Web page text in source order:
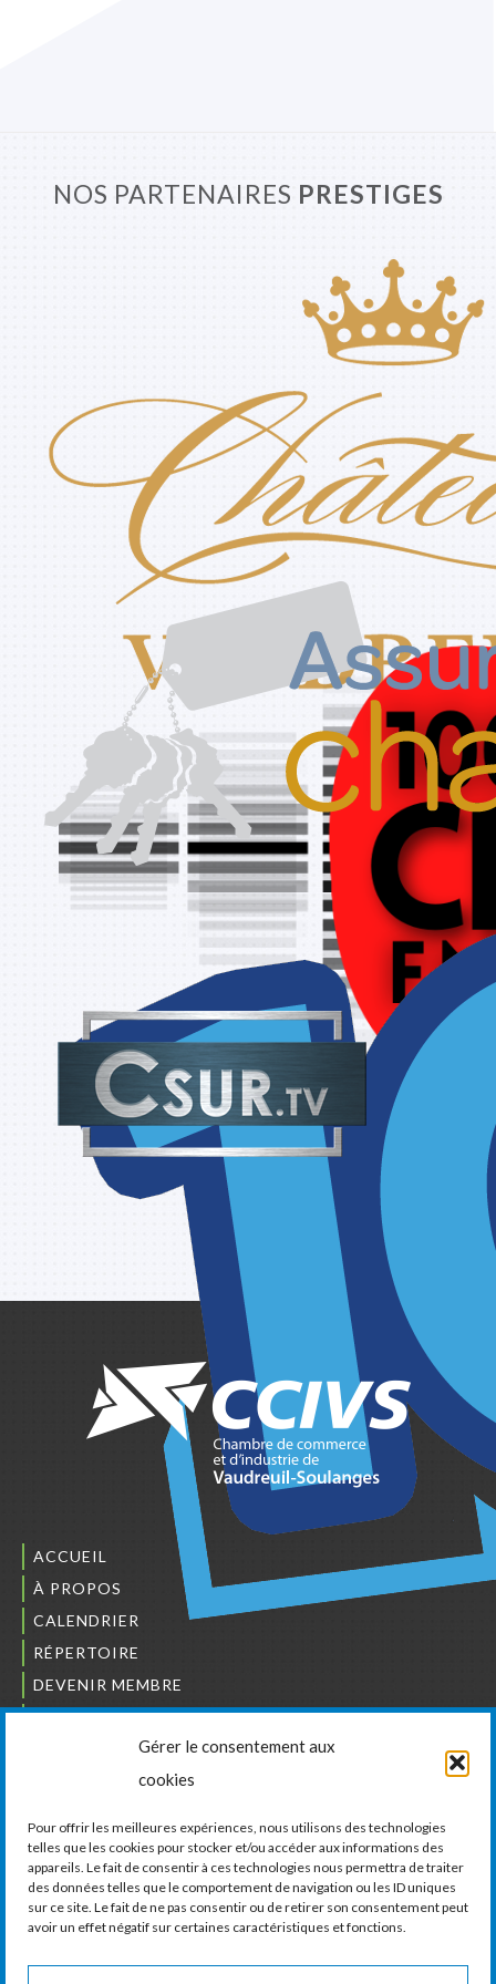
Gérer le consentement aux
cookies
Pour offrir les meilleures expériences, nous utilisons des technologies
telles que les cookies pour stocker et/ou accéder aux informations des
appareils. Le fait de consentir à ces technologies nous permettra de traiter
des données telles que le comportement de navigation ou les ID uniques
sur ce site. Le fait de ne pas consentir ou de retirer son consentement peut
avoir un effet négatif sur certaines caractéristiques et fonctions.
NOS PARTENAIRES PRESTIGES
ACCUEIL
À PROPOS
CALENDRIER
RÉPERTOIRE
DEVENIR MEMBRE
NOUS JOINDRE
L’ORDRE DES BÂTISSEURS
LA CHAMBRE DE COMMERCE ET D’INDUSTRIE
DE VAUDREUIL-SOULANGES
11, boul. de la Cité-des-Jeunes, Suite 201